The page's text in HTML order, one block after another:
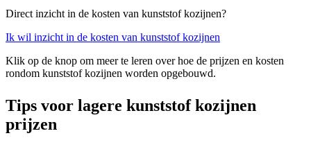
Direct inzicht in de kosten van kunststof kozijnen?
Ik wil inzicht in de kosten van kunststof kozijnen
Klik op de knop om meer te leren over hoe de prijzen en kosten
rondom kunststof kozijnen worden opgebouwd.
Tips voor lagere kunststof kozijnen
prijzen